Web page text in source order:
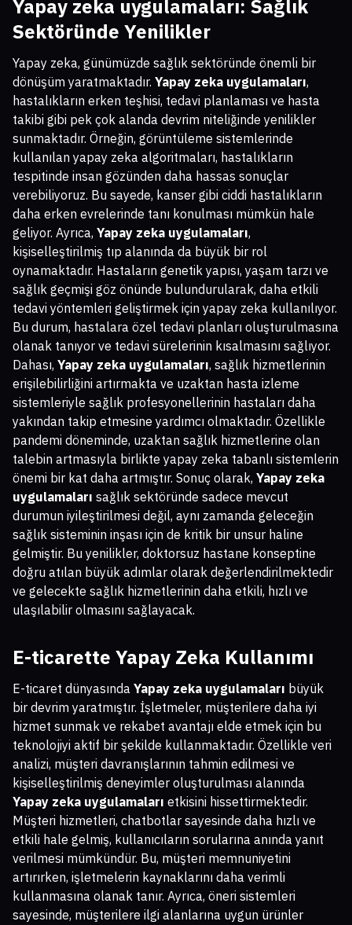
Yapay zeka uygulamaları: Sağlık
Sektöründe Yenilikler
Yapay zeka, günümüzde sağlık sektöründe önemli bir
dönüşüm yaratmaktadır. Yapay zeka uygulamaları,
hastalıkların erken teşhisi, tedavi planlaması ve hasta
takibi gibi pek çok alanda devrim niteliğinde yenilikler
sunmaktadır. Örneğin, görüntüleme sistemlerinde
kullanılan yapay zeka algoritmaları, hastalıkların
tespitinde insan gözünden daha hassas sonuçlar
verebiliyoruz. Bu sayede, kanser gibi ciddi hastalıkların
daha erken evrelerinde tanı konulması mümkün hale
geliyor. Ayrıca, Yapay zeka uygulamaları,
kişiselleştirilmiş tıp alanında da büyük bir rol
oynamaktadır. Hastaların genetik yapısı, yaşam tarzı ve
sağlık geçmişi göz önünde bulundurularak, daha etkili
tedavi yöntemleri geliştirmek için yapay zeka kullanılıyor.
Bu durum, hastalara özel tedavi planları oluşturulmasına
olanak tanıyor ve tedavi sürelerinin kısalmasını sağlıyor.
Dahası, Yapay zeka uygulamaları, sağlık hizmetlerinin
erişilebilirliğini artırmakta ve uzaktan hasta izleme
sistemleriyle sağlık profesyonellerinin hastaları daha
yakından takip etmesine yardımcı olmaktadır. Özellikle
pandemi döneminde, uzaktan sağlık hizmetlerine olan
talebin artmasıyla birlikte yapay zeka tabanlı sistemlerin
önemi bir kat daha artmıştır. Sonuç olarak, Yapay zeka
uygulamaları sağlık sektöründe sadece mevcut
durumun iyileştirilmesi değil, aynı zamanda geleceğin
sağlık sisteminin inşası için de kritik bir unsur haline
gelmiştir. Bu yenilikler, doktorsuz hastane konseptine
doğru atılan büyük adımlar olarak değerlendirilmektedir
ve gelecekte sağlık hizmetlerinin daha etkili, hızlı ve
ulaşılabilir olmasını sağlayacak.
E-ticarette Yapay Zeka Kullanımı
E-ticaret dünyasında Yapay zeka uygulamaları büyük
bir devrim yaratmıştır. İşletmeler, müşterilere daha iyi
hizmet sunmak ve rekabet avantajı elde etmek için bu
teknolojiyi aktif bir şekilde kullanmaktadır. Özellikle veri
analizi, müşteri davranışlarının tahmin edilmesi ve
kişiselleştirilmiş deneyimler oluşturulması alanında
Yapay zeka uygulamaları etkisini hissettirmektedir.
Müşteri hizmetleri, chatbotlar sayesinde daha hızlı ve
etkili hale gelmiş, kullanıcıların sorularına anında yanıt
verilmesi mümkündür. Bu, müşteri memnuniyetini
artırırken, işletmelerin kaynaklarını daha verimli
kullanmasına olanak tanır. Ayrıca, öneri sistemleri
sayesinde, müşterilere ilgi alanlarına uygun ürünler